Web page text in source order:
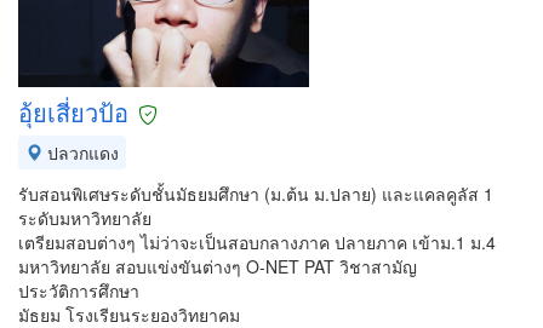
อุ้ยเสี่ยวป้อ
ปลวกแดง
รับสอนพิเศษระดับชั้นมัธยมศึกษา (ม.ต้น ม.ปลาย) และแคลคูลัส 1
ระดับมหาวิทยาลัย
เตรียมสอบต่างๆ ไม่ว่าจะเป็นสอบกลางภาค ปลายภาค เข้าม.1 ม.4
มหาวิทยาลัย สอบแข่งขันต่างๆ O-NET PAT วิชาสามัญ
ประวัติการศึกษา
มัธยม โรงเรียนระยองวิทยาคม